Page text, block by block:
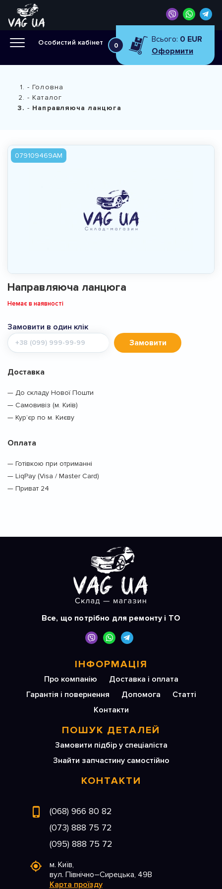
Особистий кабінет 0
Всього: 0 EUR
Оформити
Головна
Каталог
Направляюча ланцюга
079109469AM
Направляюча ланцюга
Немає в наявності
Замовити в один клік
Мобільний
телефон
Замовити
Доставка
— До складу Нової Пошти
— Самовивіз (м. Київ)
— Кур’єр по м. Києву
Оплата
— Готівкою при отриманні
— LiqPay (Visa / Master Card)
— Приват 24
Все, що потрібно для ремонту і ТО
ІНФОРМАЦІЯ
Про компанію
Доставка і оплата
Гарантія і повернення
Допомога
Статті
Контакти
ПОШУК ДЕТАЛЕЙ
Замовити підбір у спеціаліста
Знайти запчастину самостійно
КОНТАКТИ
(068) 966 80 82
(073) 888 75 72
(095) 888 75 72
м. Київ,
вул. Північно–Сирецька, 49В
Карта проїзду